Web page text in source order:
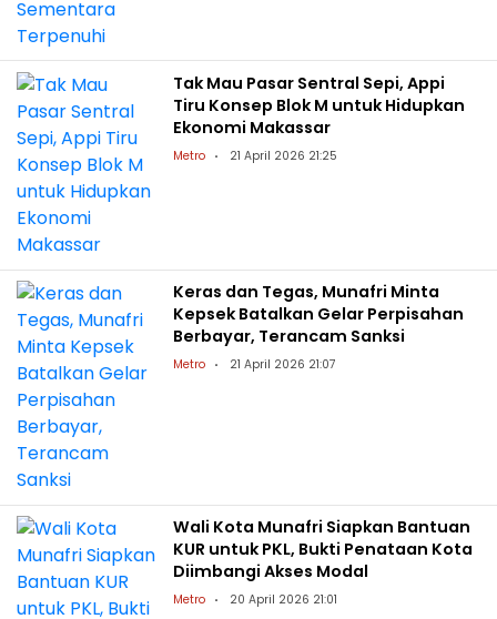
Tak Mau Pasar Sentral Sepi, Appi
Tiru Konsep Blok M untuk Hidupkan
Ekonomi Makassar
Metro 21 April 2026 21:25
Keras dan Tegas, Munafri Minta
Kepsek Batalkan Gelar Perpisahan
Berbayar, Terancam Sanksi
Metro 21 April 2026 21:07
Wali Kota Munafri Siapkan Bantuan
KUR untuk PKL, Bukti Penataan Kota
Diimbangi Akses Modal
Metro 20 April 2026 21:01